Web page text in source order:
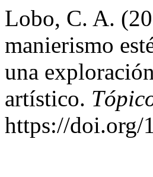
Lobo, C. A.
manierismo
una
artístico.
https://doi.org/